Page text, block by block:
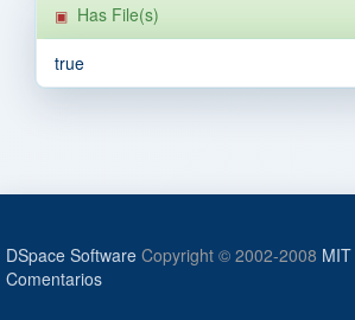
Has File(s)
true
DSpace Software Copyright © 2002-2008 MIT
Comentarios